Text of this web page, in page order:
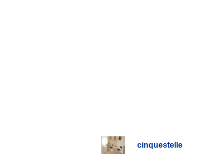
cinquestelle